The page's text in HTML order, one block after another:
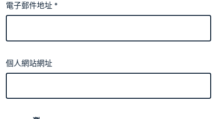
電子郵件地址*
個人網站網址